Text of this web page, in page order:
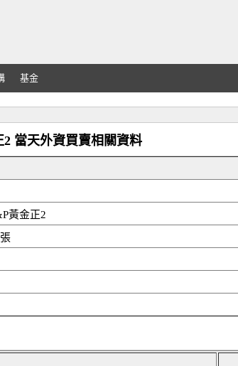
基金
2 當天外資買賣相關資料
黃金正2